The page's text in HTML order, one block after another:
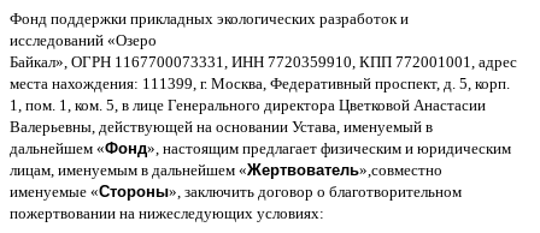
Фонд поддержки прикладных экологических разработок и
исследований «Озеро
Байкал», ОГРН 1167700073331, ИНН 7720359910, КПП 772001001, адрес
места нахождения: 111399, г. Москва Федеративный проспект, д . 5, корп
1, пом . 1, ком . 5, в лице Генерального директора Цветковой Анастасии
Валерьевны действующей на основании Устава именуемый в
дальнейшем «Фонд», настоящим предлагает физическим и юридическим
лицам именуемым в дальнейшем «Жертвователь», совместно
именуемые «Стороны», заключить договор o благотворительном
пожертвовании на нижеследующих условиях: